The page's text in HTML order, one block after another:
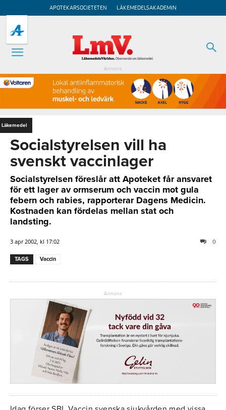
APOTEKARSOCIETETEN LÄKEMEDELSAKADEMIN
Annons
Läkemedel
Socialstyrelsen vill ha
svenskt vaccinlager
Socialstyrelsen föreslår att Apoteket får ansvaret
för ett lager av ormserum och vaccin mot gula
febern och rabies, rapporterar Dagens Medicin.
Kostnaden kan fördelas mellan stat och
landsting.
3 apr 2002, kl 17:02 0
TAGS Vaccin
Annons